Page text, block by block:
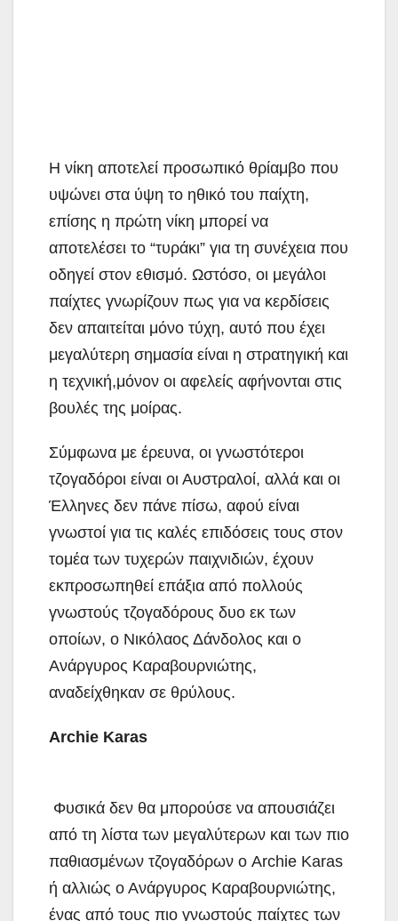
Η νίκη αποτελεί προσωπικό θρίαμβο που
υψώνει στα ύψη το ηθικό του παίχτη,
επίσης η πρώτη νίκη μπορεί να
αποτελέσει το “τυράκι” για τη συνέχεια που
οδηγεί στον εθισμό. Ωστόσο, οι μεγάλοι
παίχτες γνωρίζουν πως για να κερδίσεις
δεν απαιτείται μόνο τύχη, αυτό που έχει
μεγαλύτερη σημασία είναι η στρατηγική και
η τεχνική,μόνον οι αφελείς αφήνονται στις
βουλές της μοίρας.
Σύμφωνα με έρευνα, οι γνωστότεροι
τζογαδόροι είναι οι Αυστραλοί, αλλά και οι
Έλληνες δεν πάνε πίσω, αφού είναι
γνωστοί για τις καλές επιδόσεις τους στον
τομέα των τυχερών παιχνιδιών, έχουν
εκπροσωπηθεί επάξια από πολλούς
γνωστούς τζογαδόρους δυο εκ των
οποίων, ο Νικόλαος Δάνδολος και ο
Ανάργυρος Καραβουρνιώτης,
αναδείχθηκαν σε θρύλους.
Archie Karas
Φυσικά δεν θα μπορούσε να απουσιάζει
από τη λίστα των μεγαλύτερων και των πιο
παθιασμένων τζογαδόρων ο Archie Karas
ή αλλιώς ο Ανάργυρος Καραβουρνιώτης,
ένας από τους πιο γνωστούς παίχτες των